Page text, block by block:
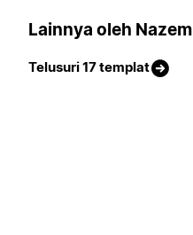
Lainnya oleh Nazem
Telusuri 17 templat